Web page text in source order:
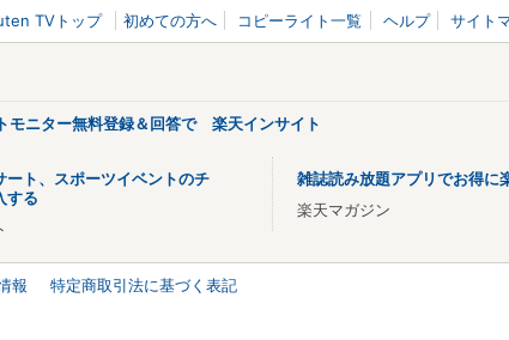
TVトップ 初めての方へ コピーライト一覧 ヘルプ サイト
モニター無料登録＆回答で 楽天インサイト
ート、スポーツイベントのチ
する
雑誌読み放題アプリでお得に
楽天マガジン
報
特定商取引法に基づく表記